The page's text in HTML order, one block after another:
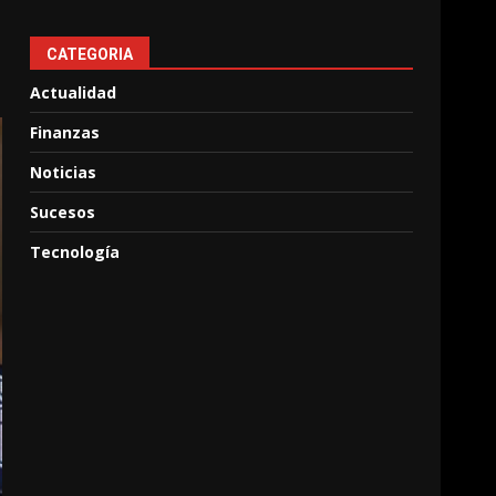
CATEGORIA
Actualidad
Finanzas
Noticias
Sucesos
Tecnología